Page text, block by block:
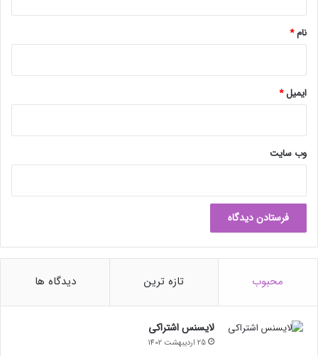
د
ن
گ
ا
ن
ب
ش
ی
م
نام*
ایمیل*
وب‌ سایت
محبوب تازه ترین دیدگاه ها
لایسنس اشتراکی
25 اردیبهشت 1402